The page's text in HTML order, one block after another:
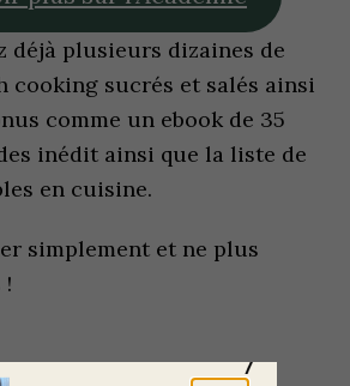
déjà plusieurs dizaines de
cooking sucrés et salés ainsi
comme un ebook de 35
inédit ainsi que la liste de
en cuisine.
simplement et ne plus
!